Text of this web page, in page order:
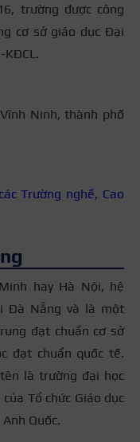
trường được công
cơ sở giáo dục Đại
KĐCL.
Ninh, thành phố
các Trường nghề, Cao
hay Hà Nội, hệ
Đà Nẵng và là một
đạt chuẩn cơ sở
đạt chuẩn quốc tế.
là trường đại học
Tổ chức Giáo dục
Quốc.